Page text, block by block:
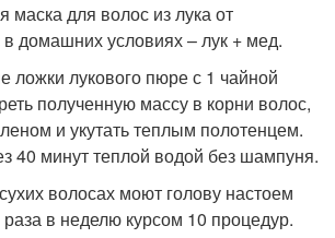
маска для волос из лука от
домашних условиях – лук + мед.
лукового пюре с 1 чайной
полученную массу в корни волос,
и укутать теплым полотенцем.
40 минут теплой водой без шампуня.
волосах моют голову настоем
в неделю курсом 10 процедур.